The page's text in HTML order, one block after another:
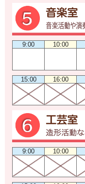
9:00 10:00
15:00 16:00
9:00 10:00